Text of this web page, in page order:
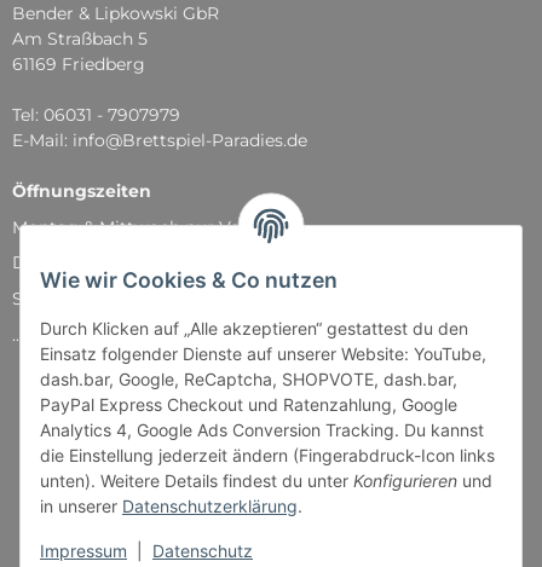
Wie wir Cookies & Co nutzen
Durch Klicken auf „Alle akzeptieren“ gestattest du den
Einsatz folgender Dienste auf unserer Website: YouTube,
dash.bar, Google, ReCaptcha, SHOPVOTE, dash.bar,
PayPal Express Checkout und Ratenzahlung, Google
Analytics 4, Google Ads Conversion Tracking. Du kannst
die Einstellung jederzeit ändern (Fingerabdruck-Icon links
unten). Weitere Details findest du unter Konfigurieren und
in unserer Datenschutzerklärung.
Impressum Datenschutz
Bender & Lipkowski GbR
Am Straßbach 5
61169 Friedberg
Tel: 06031 - 7907979
E-Mail: info@Brettspiel-Paradies.de
Öffnungszeiten
Montag & Mittwoch nur Versand
Dienstag, Donnerstag und Freitag: 11:00 - 18:30 Uhr
Samstag: 11:00 - 14:00 Uhr
...und natürlich während unserer Events